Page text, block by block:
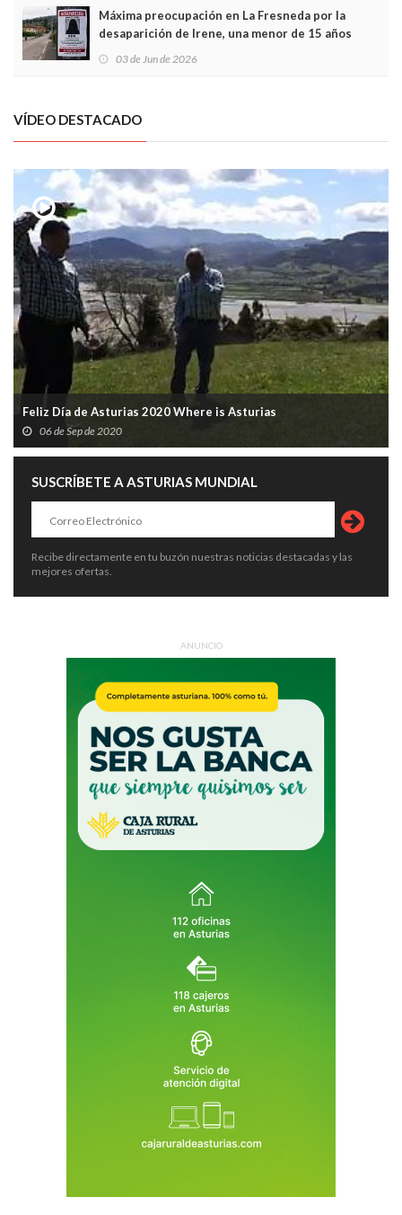
Máxima preocupación en La Fresneda por la
desaparición de Irene, una menor de 15 años
03 de Jun de 2026
VÍDEO DESTACADO
Feliz Día de Asturias 2020 Where is Asturias
06 de Sep de 2020
SUSCRÍBETE A ASTURIAS MUNDIAL
Recibe directamente en tu buzón nuestras noticias destacadas y las
mejores ofertas.
ANUNCIO